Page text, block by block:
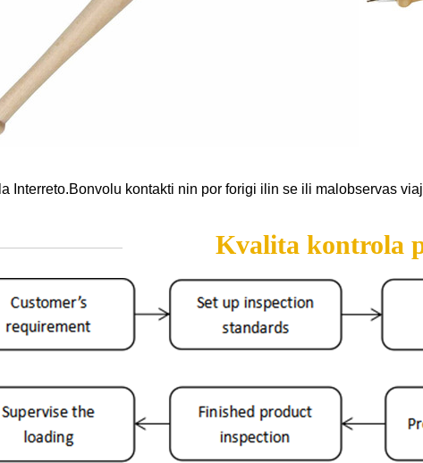
Interreto.Bonvolu kontakti nin por forigi ilin se ili malobservas
Kvalita kontrola